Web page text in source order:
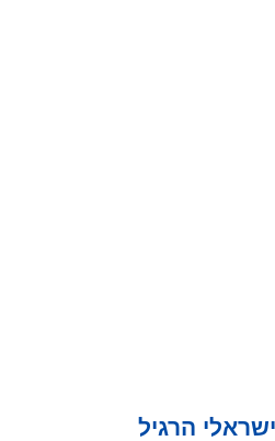
הרגיל